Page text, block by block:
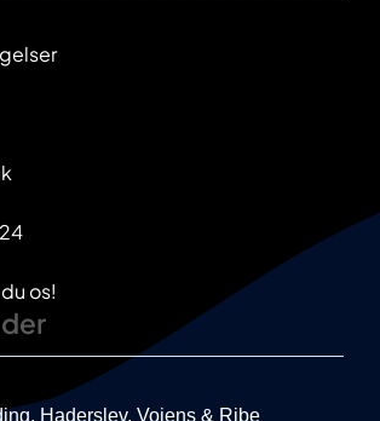
os!
Haderslev, Vojens & Ribe